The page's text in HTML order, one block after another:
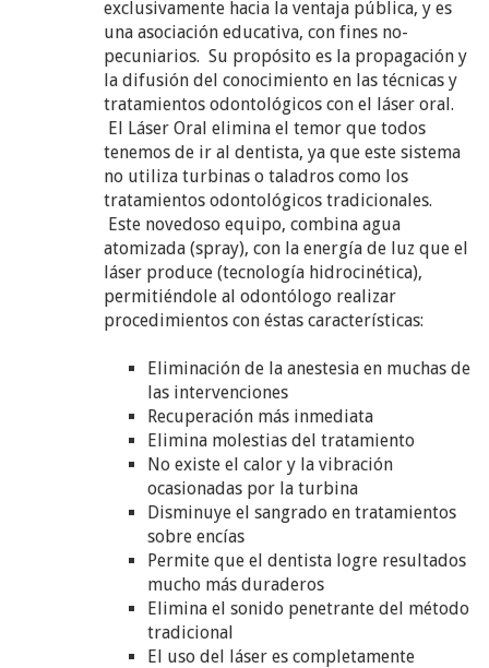
exclusivamente hacia la ventaja pública, y es
una asociación educativa, con fines no-
pecuniarios. Su propósito es la propagación y
la difusión del conocimiento en las técnicas y
tratamientos odontológicos con el láser oral.
El Láser Oral elimina el temor que todos
tenemos de ir al dentista, ya que este sistema
no utiliza turbinas o taladros como los
tratamientos odontológicos tradicionales.
Este novedoso equipo, combina agua
atomizada (spray), con la energía de luz que el
láser produce (tecnología hidrocinética),
permitiéndole al odontólogo realizar
procedimientos con éstas características:
Eliminación de la anestesia en muchas de
las intervenciones
Recuperación más inmediata
Elimina molestias del tratamiento
No existe el calor y la vibración
ocasionadas por la turbina
Disminuye el sangrado en tratamientos
sobre encías
Permite que el dentista logre resultados
mucho más duraderos
Elimina el sonido penetrante del método
tradicional
El uso del láser es completamente